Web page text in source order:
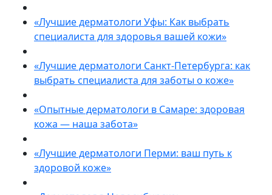
«Лучшие дерматологи Уфы: Как выбрать
специалиста для здоровья вашей кожи»
«Лучшие дерматологи Санкт-Петербурга: как
выбрать специалиста для заботы о коже»
«Опытные дерматологи в Самаре: здоровая
кожа — наша забота»
«Лучшие дерматологи Перми: ваш путь к
здоровой коже»